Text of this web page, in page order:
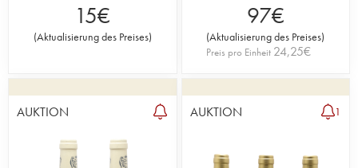
15€
(Aktualisierung des Preises)
97€
(Aktualisierung des Preises)
Preis pro Einheit 24,25€
AUKTION AUKTION 1